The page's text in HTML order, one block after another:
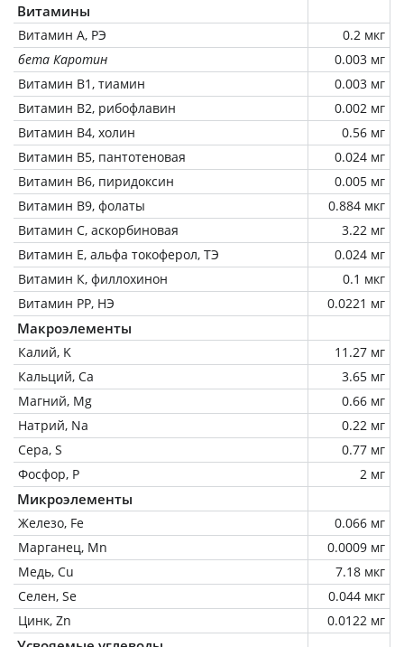
Витамины
Витамин А, РЭ
0.2 мкг
бета Каротин
0.003 мг
Витамин В1, тиамин
0.003 мг
Витамин В2, рибофлавин
0.002 мг
Витамин В4, холин
0.56 мг
Витамин В5, пантотеновая
0.024 мг
Витамин В6, пиридоксин
0.005 мг
Витамин В9, фолаты
0.884 мкг
Витамин C, аскорбиновая
3.22 мг
Витамин Е, альфа токоферол, ТЭ
0.024 мг
Витамин К, филлохинон
0.1 мкг
Витамин РР, НЭ
0.0221 мг
Макроэлементы
Калий, K
11.27 мг
Кальций, Ca
3.65 мг
Магний, Mg
0.66 мг
Натрий, Na
0.22 мг
Сера, S
0.77 мг
Фосфор, P
2 мг
Микроэлементы
Железо, Fe
0.066 мг
Марганец, Mn
0.0009 мг
Медь, Cu
7.18 мкг
Селен, Se
0.044 мкг
Цинк, Zn
0.0122 мг